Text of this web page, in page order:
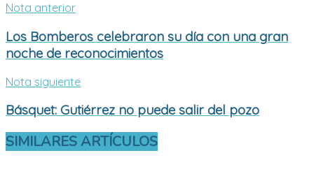
Nota anterior
Los Bomberos celebraron su día con una gran
noche de reconocimientos
Nota siguiente
Básquet: Gutiérrez no puede salir del pozo
SIMILARES ARTÍCULOS